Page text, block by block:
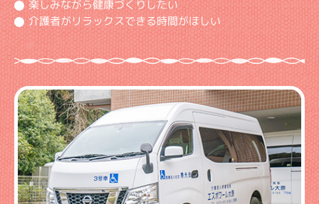
楽しみながら健康づくりしたい
介護者がリラックスできる時間がほしい